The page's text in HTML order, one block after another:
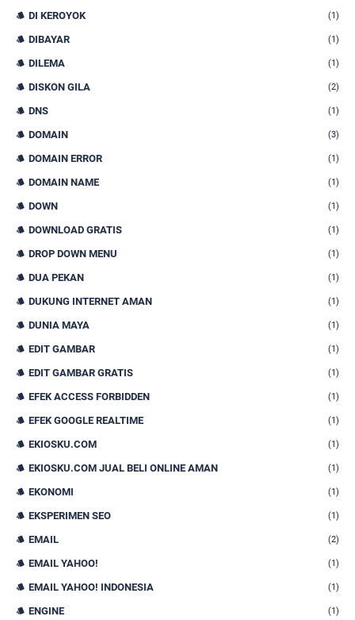
DI KEROYOK (1)
DIBAYAR (1)
DILEMA (1)
DISKON GILA (2)
DNS (1)
DOMAIN (3)
DOMAIN ERROR (1)
DOMAIN NAME (1)
DOWN (1)
DOWNLOAD GRATIS (1)
DROP DOWN MENU (1)
DUA PEKAN (1)
DUKUNG INTERNET AMAN (1)
DUNIA MAYA (1)
EDIT GAMBAR (1)
EDIT GAMBAR GRATIS (1)
EFEK ACCESS FORBIDDEN (1)
EFEK GOOGLE REALTIME (1)
EKIOSKU.COM (1)
EKIOSKU.COM JUAL BELI ONLINE AMAN (1)
EKONOMI (1)
EKSPERIMEN SEO (1)
EMAIL (2)
EMAIL YAHOO! (1)
EMAIL YAHOO! INDONESIA (1)
ENGINE (1)